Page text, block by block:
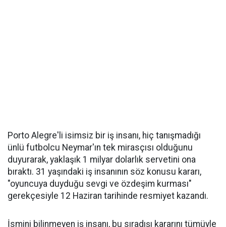
Porto Alegre'li isimsiz bir iş insanı, hiç tanışmadığı
ünlü futbolcu Neymar'ın tek mirasçısı olduğunu
duyurarak, yaklaşık 1 milyar dolarlık servetini ona
bıraktı. 31 yaşındaki iş insanının söz konusu kararı,
"oyuncuya duyduğu sevgi ve özdeşim kurması"
gerekçesiyle 12 Haziran tarihinde resmiyet kazandı.
İsmini bilinmeyen iş insanı, bu sıradışı kararını tümüyle